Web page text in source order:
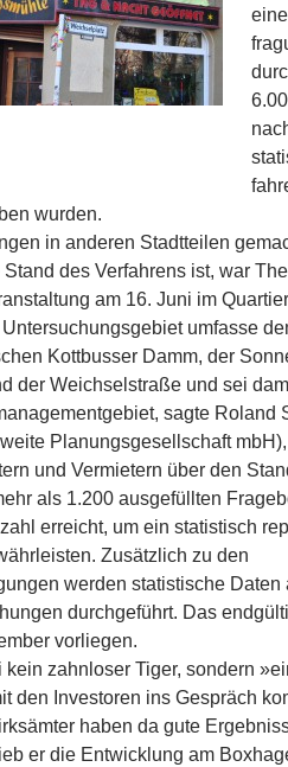
wurden.
in anderen Stadtteilen
des Verfahrens ist, war
am 16. Juni im
Untersuchungsgebiet umfasse
Kottbusser Damm, der
der Weichselstraße und sei
sagte Roland
Planungsgesellschaft
und Vermietern über den
als 1.200 ausgefüllten
erreicht, um ein statistisch
Zusätzlich zu den
werden statistische Daten
durchgeführt. Das
vorliegen.
kein zahnloser Tiger, sondern
den Investoren ins Gespräch
haben da gute
er die Entwicklung am